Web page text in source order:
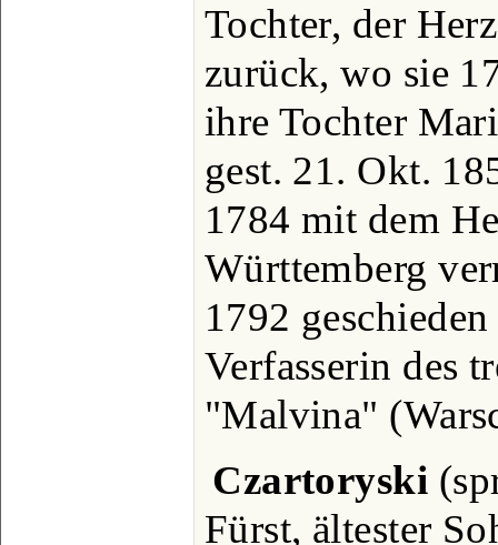
Tochter, der
zurück, wo sie
ihre Tochter
gest. 21. Okt.
1784 mit dem
Württemberg
1792
Verfasserin des
"Malvina"
Czartoryski
Fürst, ältester